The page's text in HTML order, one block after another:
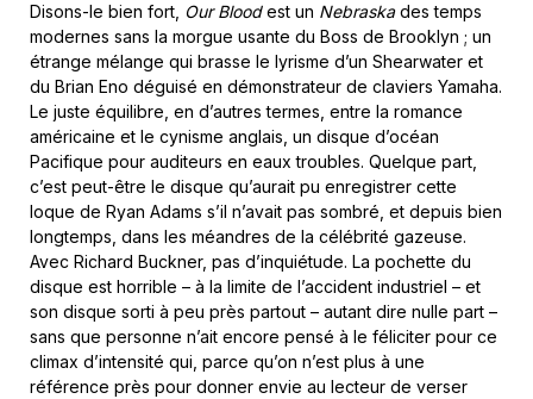
Disons-le bien fort, Our Bloodest un Nebraskades temps
modernes sans la morgue usante du Boss de Brooklyn ; un
étrange mélange qui brasse le lyrisme d’un Shearwater et
du Brian Eno déguisé en démonstrateur de claviers Yamaha.
Le juste équilibre, en d’autres termes, entre la romance
américaine et le cynisme anglais, un disque d’océan
Pacifique pour auditeurs en eaux troubles. Quelque part,
c’est peut-être le disque qu’aurait pu enregistrer cette
loque de Ryan Adams s’il n’avait pas sombré, et depuis bien
longtemps, dans les méandres de la célébrité gazeuse.
Avec Richard Buckner, pas d’inquiétude. La pochette du
disque est horrible – à la limite de l’accident industriel – et
son disque sorti à peu près partout – autant dire nulle part –
sans que personne n’ait encore pensé à le féliciter pour ce
climax d’intensité qui, parce qu’on n’est plus à une
référence près pour donner envie au lecteur de verser